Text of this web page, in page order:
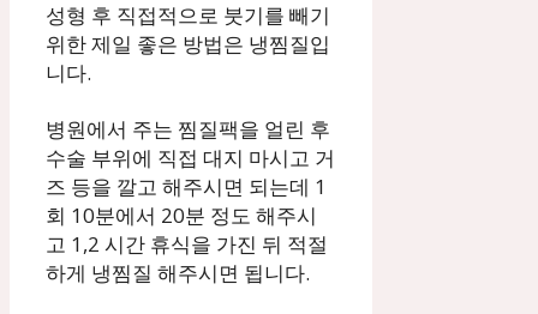
성형 후 직접적으로 붓기를 빼기
위한 제일 좋은 방법은 냉찜질입
니다.
병원에서 주는 찜질팩을 얼린 후
수술 부위에 직접 대지 마시고 거
즈 등을 깔고 해주시면 되는데 1
회 10분에서 20분 정도 해주시
고 1,2 시간 휴식을 가진 뒤 적절
하게 냉찜질 해주시면 됩니다.